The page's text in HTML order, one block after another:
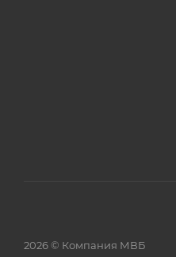
2026 © Компания МВБ